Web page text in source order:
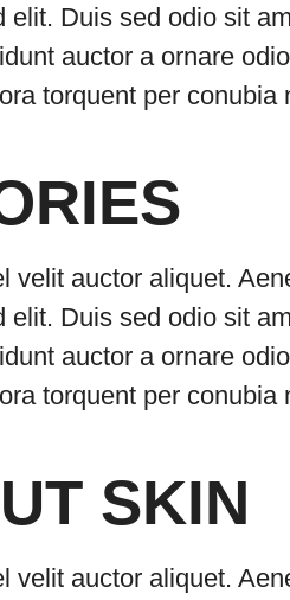
Duis sed odio sit
auctor a ornare
torquent per
auctor aliquet.
Duis sed odio sit
auctor a ornare
torquent per
SKIN
auctor aliquet.